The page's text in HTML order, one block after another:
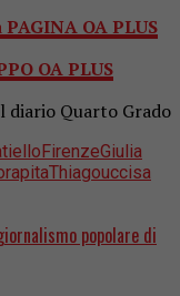
PAGINA OA PLUS
OA PLUS
diario Quarto Grado
FirenzeGiulia
rapitaThiagouccisa
popolare di